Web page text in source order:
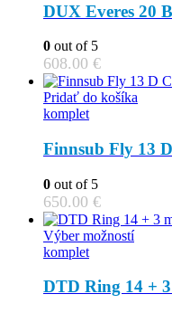
DUX Everes 20
0 out of 5
608.00 €
Pridať do košíka
komplet
Finnsub Fly 13
0 out of 5
650.00 €
Výber možnostíThis
komplet
DTD Ring 14 +